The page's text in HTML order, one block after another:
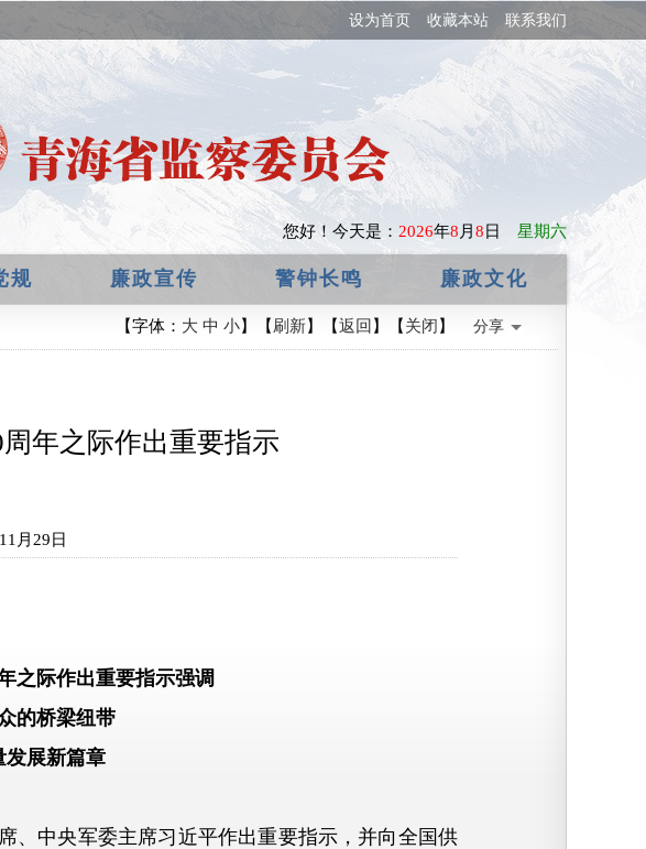
，欢迎提出宝贵意见！ 设为首页 收藏本站 联系我们
您好！ 今天是： 2026年8 月 8 日 星期六
规 廉政宣传 警钟长鸣 廉政文化
【字体： 大 中 小】【刷新】【返回 】【关闭 】 分享
年之际作出重要指示
月29日
际作出重要指示强调
的桥梁纽带
展新篇章
中央军委主席习近平作出重要指示，并向全国供